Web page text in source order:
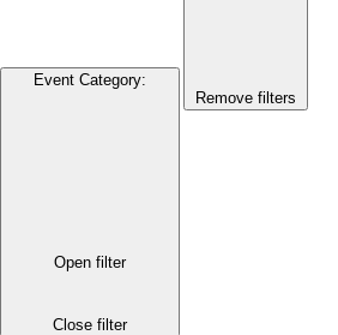
Event Category:
Open filter
Close filter
Remove filters